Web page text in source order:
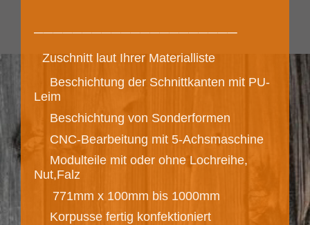
Zuschnitt laut Ihrer Materialliste
Beschichtung der Schnittkanten mit PU-
Leim
Beschichtung von Sonderformen
CNC-Bearbeitung mit 5-Achsmaschine
Modulteile mit oder ohne Lochreihe,
Nut,Falz
771mm x 100mm bis 1000mm
Korpusse fertig konfektioniert